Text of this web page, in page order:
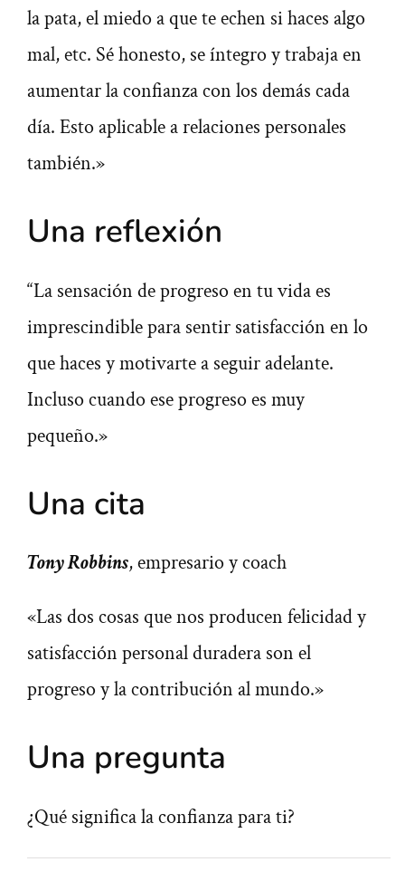
la pata, el miedo a que te echen si haces algo
mal, etc. Sé honesto, se íntegro y trabaja en
aumentar la confianza con los demás cada
día. Esto aplicable a relaciones personales
también.»
Una reflexión
“La sensación de progreso en tu vida es
imprescindible para sentir satisfacción en lo
que haces y motivarte a seguir adelante.
Incluso cuando ese progreso es muy
pequeño.»
Una cita
Tony Robbins, empresario y coach
«Las dos cosas que nos producen felicidad y
satisfacción personal duradera son el
progreso y la contribución al mundo.»
Una pregunta
¿Qué significa la confianza para ti?